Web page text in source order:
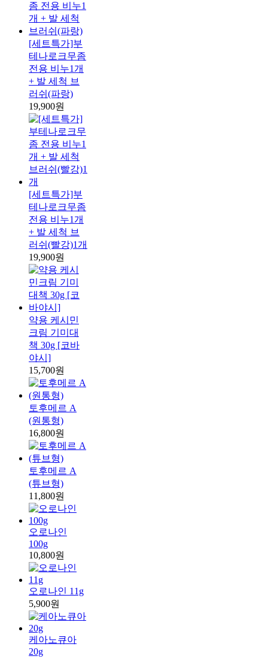
[세트특가]부
테나로크무좀
전용 비누1개
+ 발 세척 브
러쉬(파랑)
19,900원
[세트특가]부
테나로크무좀
전용 비누1개
+ 발 세척 브
러쉬(빨강)1개
19,900원
약용 케시민
크림 기미대
책 30g [코바
야시]
15,700원
토후메르 A
(원통형)
16,800원
토후메르 A
(튜브형)
11,800원
오로나인
100g
10,800원
오로나인 11g
5,900원
케아노큐아
20g